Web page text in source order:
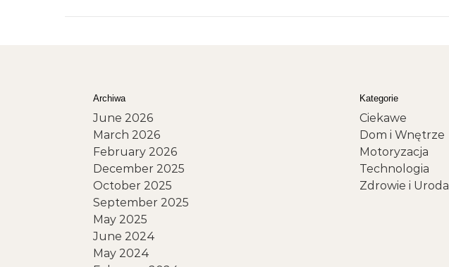
Archiwa
June 2026
March 2026
February 2026
December 2025
October 2025
September 2025
May 2025
June 2024
May 2024
Kategorie
Ciekawe
Dom i Wnętrze
Motoryzacja
Technologia
Zdrowie i Uroda